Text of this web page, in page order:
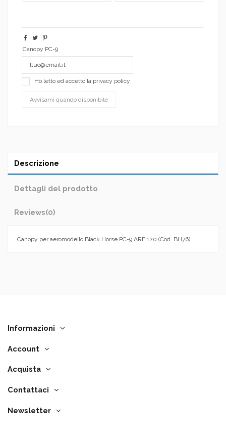
Canopy PC-9
Ho letto ed accetto la privacy policy
Descrizione
Dettagli del prodotto
Reviews(0)
Canopy per aeromodello Black Horse PC-9 ARF 120 (Cod. BH76).
Informazioni
Account
Acquista
Contattaci
Newsletter